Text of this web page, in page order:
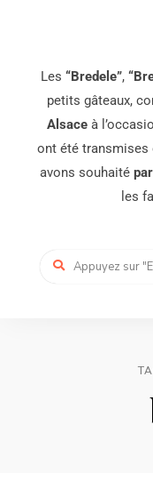
Les “Bredele”,
petits gâteaux,
Alsaceà
ont été transmises
avons souhaité
les